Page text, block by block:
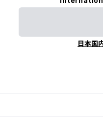
日本国